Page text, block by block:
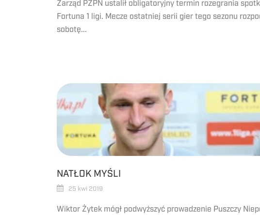
Zarząd PZPN ustalił obligatoryjny termin rozegrania
Fortuna 1 ligi. Mecze ostatniej serii gier tego sezonu
sobotę...
NATŁOK MYŚLI
25 kwi 2019
Wiktor Żytek mógł podwyższyć prowadzenie Puszczy